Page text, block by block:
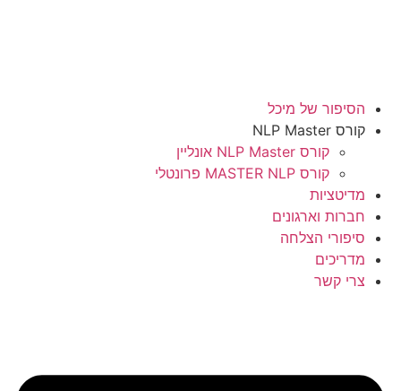
הסיפור של מיכל
קורס NLP Master
קורס NLP Master אונליין
קורס MASTER NLP פרונטלי
מדיטציות
חברות וארגונים
סיפורי הצלחה
מדריכים
צרי קשר